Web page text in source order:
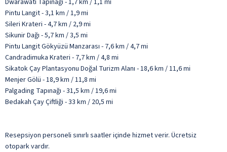
Pintu Langit - 3,1 km / 1,9 mi
Sileri Krateri - 4,7 km / 2,9 mi
Sikunir Dağı - 5,7 km / 3,5 mi
Pintu Langit Gökyüzü Manzarası - 7,6 km / 4,7 mi
Candradimuka Krateri - 7,7 km / 4,8 mi
Sikatok Çay Plantasyonu Doğal Turizm Alanı - 18,6 km / 11,6 mi
Menjer Gölü - 18,9 km / 11,8 mi
Palgading Tapınağı - 31,5 km / 19,6 mi
Bedakah Çay Çiftliği - 33 km / 20,5 mi
Resepsiyon personeli sınırlı saatler içinde hizmet verir. Ücretsiz
otopark vardır.